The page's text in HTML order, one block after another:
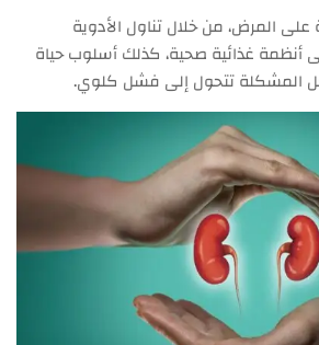
المرض، من خلال تناول الأدوية
أنظمة غذائية صحية، كذلك أسلوب حياة
المشكلة تتحول إلى فشل كلوي.